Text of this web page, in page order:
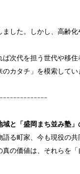
した。しかし、高齢
次代を担う世代や移住
カタチ」を模索してい
と「盛岡まち並み塾
る町家、今も現役の
の価値は、それらを